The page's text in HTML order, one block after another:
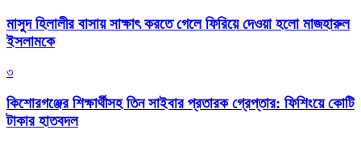
মাসুদ হিলালীর বাসায় সাক্ষাৎ করতে গেলে ফিরিয়ে দেওয়া হলো মাজহারুল
ইসলামকে
৩
কিশোরগঞ্জের শিক্ষার্থীসহ তিন সাইবার প্রতারক গ্রেপ্তার: ফিশিংয়ে কোটি
টাকার হাতবদল